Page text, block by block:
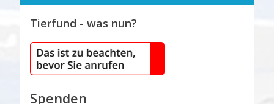
Tierfund - was nun?
Spenden